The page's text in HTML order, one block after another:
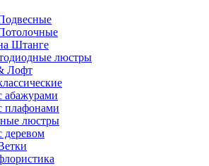
Штанге
люстры
Лофт
абажурами
плафонами
люстры